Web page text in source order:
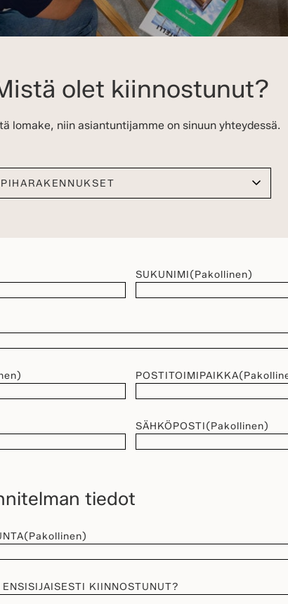
olet kiinnostunut?
lomake, niin asiantuntijamme on sinuun yhteydessä.
SUKUNIMI(Pakollinen)
POSTITOIMIPAIKKA
SÄHKÖPOSTI(Pakollinen)
tiedot
(Pakollinen)
KIINNOSTUNUT?